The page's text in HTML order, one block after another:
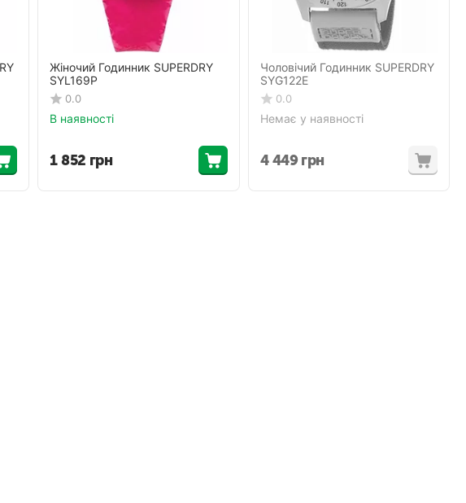
Жіночий Годинник SUPERDRY
SYL169P
0.0
В наявності
1 852 грн
Чоловічий Годинник SUPERDRY
SYG122E
0.0
Немає у наявності
4 449 грн